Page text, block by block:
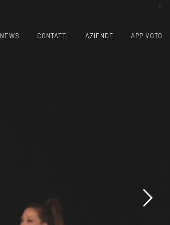
NEWS CONTATTI AZIENDE APP VOTO